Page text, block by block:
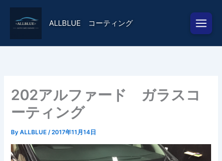
ALLBLUE コーティング
202アルファード ガラスコ
ーティング
ByALLBLUE/2017年11月14日